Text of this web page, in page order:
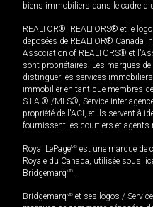
biens immobiliers dans le cadre
REALTOR®, REALTORS® et le
déposées de REALTOR® Canada
Association of REALTORS® et
sont propriétaires. Les marques
distinguer les services
immobilier en tant que membres
S.I.A.® /MLS®, Service inter-
propriété de l'ACI, et ils servent à
fournissent les courtiers et agents
Royal LePageMD est une marque de
Royale du Canada, utilisée sous
BridgemarqMD.
BridgemarqMD et ses logos /